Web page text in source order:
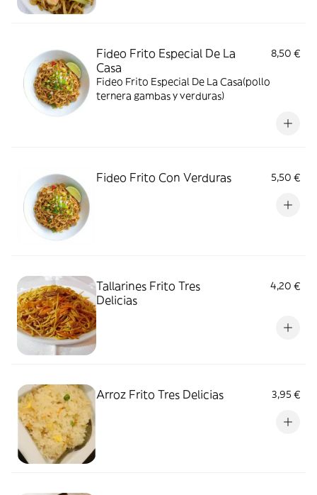
Fideo Frito Especial De La
Casa
8,50 €
Fideo Frito Especial De La Casa(pollo
ternera gambas y verduras)
Fideo Frito Con Verduras 5,50 €
Tallarines Frito Tres
Delicias
4,20 €
Arroz Frito Tres Delicias 3,95 €